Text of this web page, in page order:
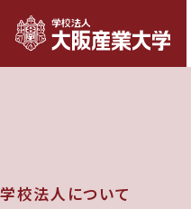
学校法人について